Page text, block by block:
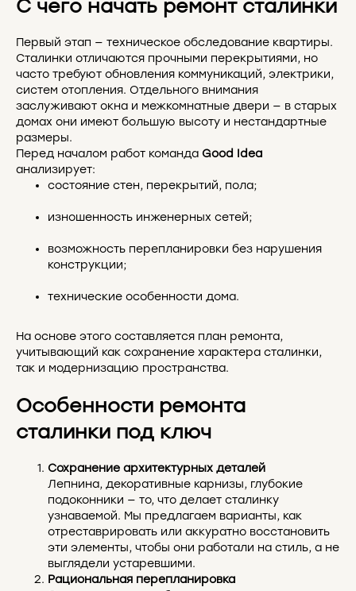
С чего начать ремонт сталинки
Первый этап — техническое обследование квартиры.
Сталинки отличаются прочными перекрытиями, но
часто требуют обновления коммуникаций, электрики,
систем отопления. Отдельного внимания
заслуживают окна и межкомнатные двери — в старых
домах они имеют большую высоту и нестандартные
размеры.
Перед началом работ команда Good Idea
анализирует:
состояние стен, перекрытий, пола;
изношенность инженерных сетей;
возможность перепланировки без нарушения
конструкции;
технические особенности дома.
На основе этого составляется план ремонта,
учитывающий как сохранение характера сталинки,
так и модернизацию пространства.
Особенности ремонта
сталинки под ключ
Сохранение архитектурных деталей
Лепнина, декоративные карнизы, глубокие
подоконники — то, что делает сталинку
узнаваемой. Мы предлагаем варианты, как
отреставрировать или аккуратно восстановить
эти элементы, чтобы они работали на стиль, а не
выглядели устаревшими.
Рациональная перепланировка